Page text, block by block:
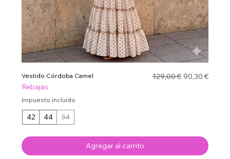
Vestido Córdoba Camel Precio
129,00 € Precio de
90,30 €
Rebajas
Impuesto incluido
42 44 34
Agregar al carrito